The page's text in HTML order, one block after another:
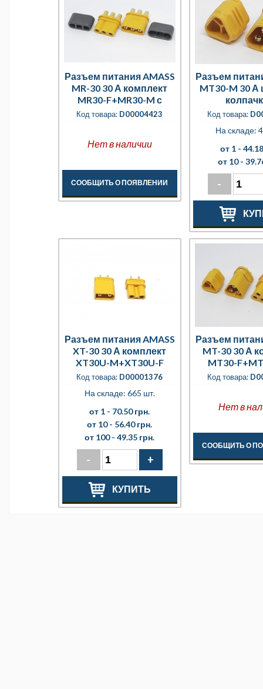
Разъем питания AMASS
MR-30 30 А комплект
MR30-F+MR30-M с
кожухом
Код товара: D00004423
Нет в наличии
СООБЩИТЬ О ПОЯВЛЕНИИ
Разъем
MT30-M 30 А
Код товара:
На складе:
от 1 -
от 10 -
-
Разъем питания AMASS
XT-30 30 А комплект
XT30U-M+XT30U-F
Код товара: D00001376
На складе: 665 шт.
от 1 - 70.50 грн.
от 10 - 56.40 грн.
от 100 - 49.35 грн.
- +
КУПИТЬ
Разъем
MT-30 30 А
MT30-
Код товара:
Нет в
СООБЩИТЬ О